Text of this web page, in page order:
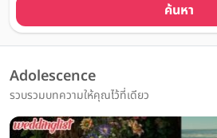
ค้นหา
Adolescence
รวบรวมบทความให้คุณไว้ที่เดียว